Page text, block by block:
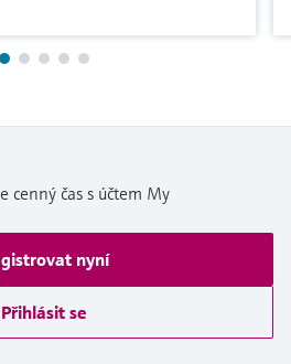
cenný čas s účtem My
nyní
Přihlásit se